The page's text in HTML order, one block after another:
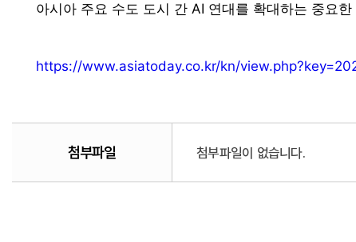
아시아 주요 수도 도시 간 AI 연대를 확대하는 중요
https://www.asiatoday.co.kr/kn/
첨부파일 첨부파일이 없습니다.